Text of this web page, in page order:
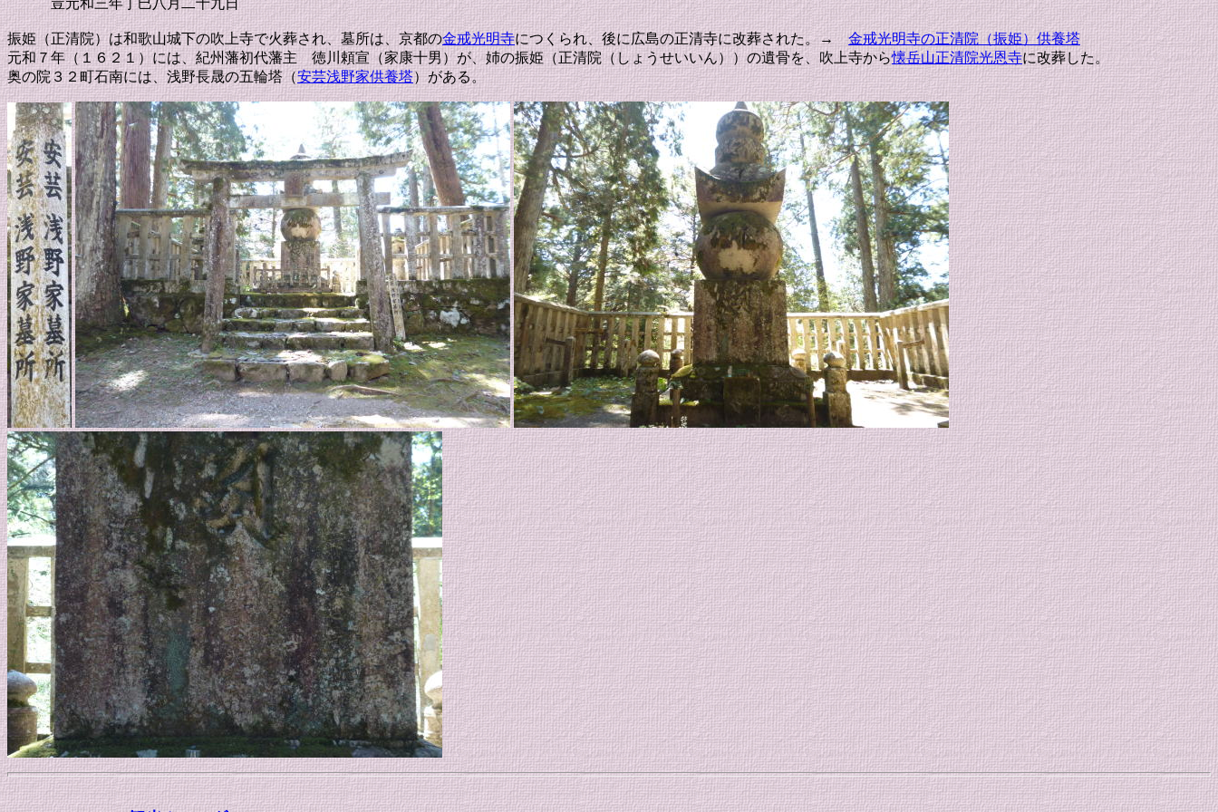
豈元和三年丁巳八月二十九日
振姫（正清院）は和歌山城下の吹上寺で火葬され、墓所は、京都の金戒光明寺につくられ、後に広島の正清寺に改葬された。→金戒光明寺の正清院（振姫）供養塔
元和７年（１６２１）には、紀州藩初代藩主 徳川頼宣（家康十男）が、姉の振姫（正清院（しょうせいいん））の遺骨を、吹上寺から懐岳山正清院光恩寺に改葬した。
奥の院３２町石南には、浅野長晟の五輪塔（安芸浅野家供養塔）がある。